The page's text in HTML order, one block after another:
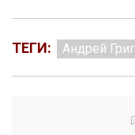
ТЕГИ: Андрей